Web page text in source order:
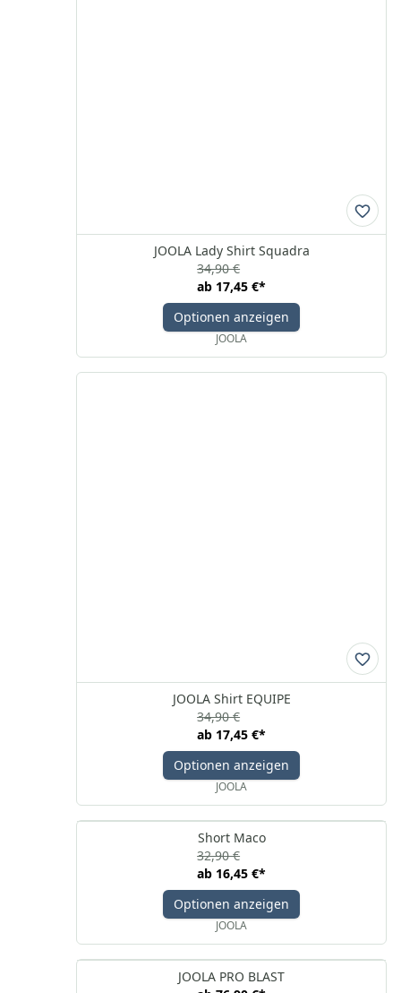
JOOLA Lady Shirt Squadra
ab 17,45 €*
34,90 €
Optionen anzeigen
JOOLA
JOOLA Shirt EQUIPE
ab 17,45 €*
34,90 €
Optionen anzeigen
JOOLA
Short Maco
ab 16,45 €*
32,90 €
Optionen anzeigen
JOOLA
JOOLA PRO BLAST